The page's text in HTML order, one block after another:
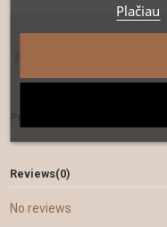
Reviews(0)
No reviews
Plačiau